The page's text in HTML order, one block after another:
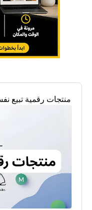
منتجات رقمية تبيع